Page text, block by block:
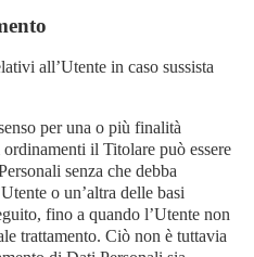
all’Utente in caso sussista
per una o più finalità
il Titolare può essere
senza che debba
o un’altra delle basi
fino a quando l’Utente non
trattamento. Ciò non è tuttavia